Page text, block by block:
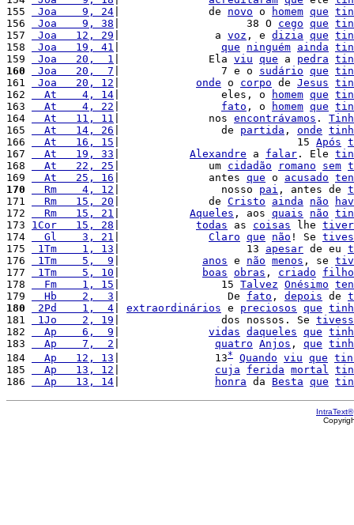
155
Joa    9, 24 |              de novo o homem que
156
Joa    9, 38 |                    38 O cego que
157
Joa   12, 29 |               a voz , e dizia que
158
Joa   19, 41 que ninguém ainda
159
Joa   20,  1 |              Ela viu que a pedra
160
Joa   20,  7 |                7 e o sudário que
161
Joa   20, 12 onde o corpo de Jesus
162
  At    4, 14
|                eles, o homem que
163
  At    4, 22
fato , o homem que
164
  At   11, 11
|              nos encontrávamos .
165
  At   14, 26
|                de partida , onde
166
  At   16, 15
|                            15 Após
167
  At   19, 33
Alexandre a falar . Ele
168
  At   22, 25
|              um cidadão romano sem
169
  At   25, 16
|              antes que o acusado
170
  Rm    4, 12
|                nosso pai , antes de
171
  Rm   15, 20
|              de Cristo ainda não
172
  Rm   15, 21
Aqueles , aos quais não
173 1Cor   15, 28 todas as coisas lhe
174
  Gl    3, 21
Claro que não ! Se
175
1Tm    1, 13 |                    13 apesar de eu
176
1Tm    5,  9 anos e não menos , se
177
1Tm    5, 10 boas obras , criado
178
  Fm    1, 15
|                15 Talvez Onésimo
179
  Hb    2,  3
|                 De fato , depois de
180
2Pd    1,  4 extraordinários e preciosos que
181
1Jo    2, 19 |                dos nossos. Se
182
  Ap    6,  9
vidas daqueles que
183
  Ap    7,  2
quatro Anjos , que
184
  Ap   12, 13
|               13* Quando viu que
185
  Ap   13, 12
cuja ferida mortal
186
  Ap   13, 14
honra da Besta que
IntraText®